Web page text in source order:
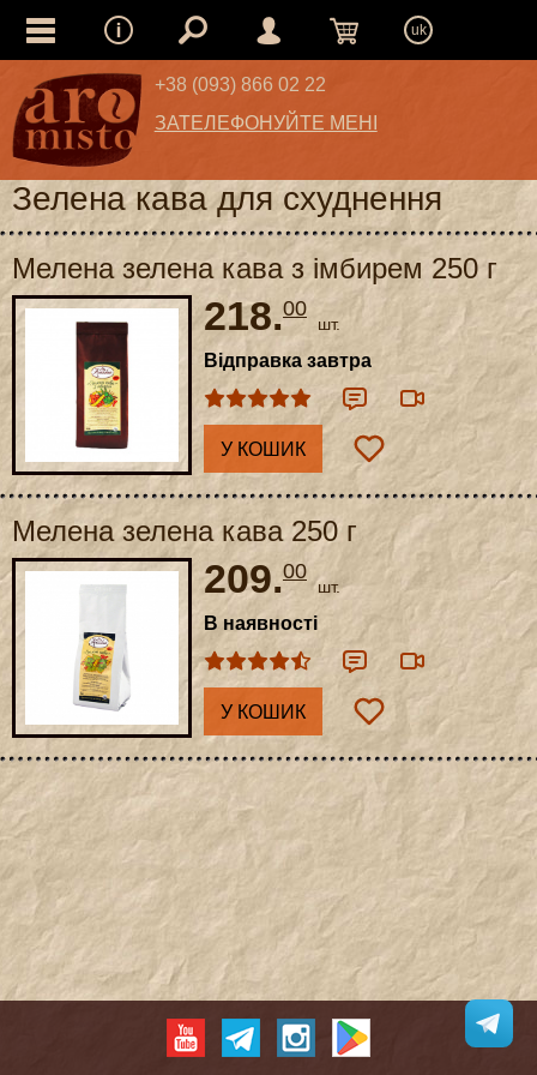
uk
+38 (093) 866 02 22
ЗАТЕЛЕФОНУЙТЕ МЕНІ
Зелена кава для схуднення
Мелена зелена кава з імбирем 250 г
218.00
шт.
Відправка завтра
У КОШИК
Мелена зелена кава 250 г
209.00
шт.
В наявності
У КОШИК